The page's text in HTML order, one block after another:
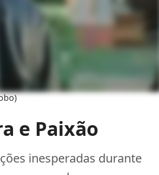
e Paixão
inesperadas durante